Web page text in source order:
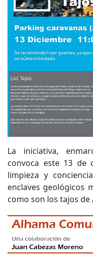
La iniciativa,
convoca este 13 de
limpieza y
enclaves geológicos
como son los tajos de